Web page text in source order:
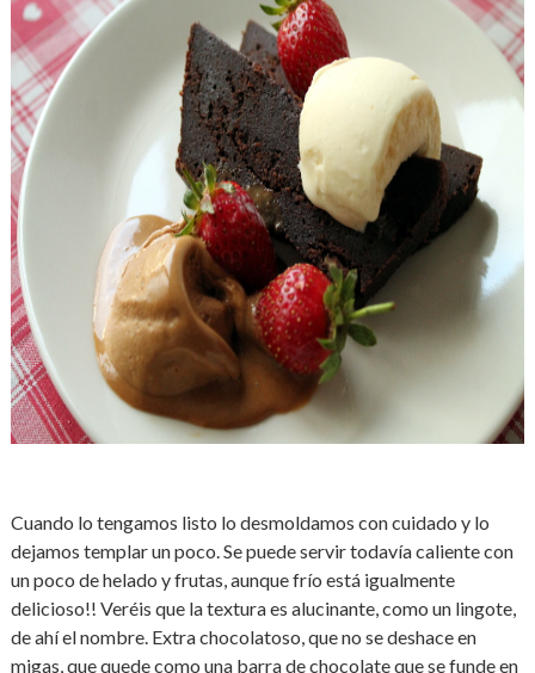
Cuando lo tengamos listo lo desmoldamos con cuidado y lo
dejamos templar un poco. Se puede servir todavía caliente con
un poco de helado y frutas, aunque frío está igualmente
delicioso!! Veréis que la textura es alucinante, como un lingote,
de ahí el nombre. Extra chocolatoso, que no se deshace en
migas, que quede como una barra de chocolate que se funde en